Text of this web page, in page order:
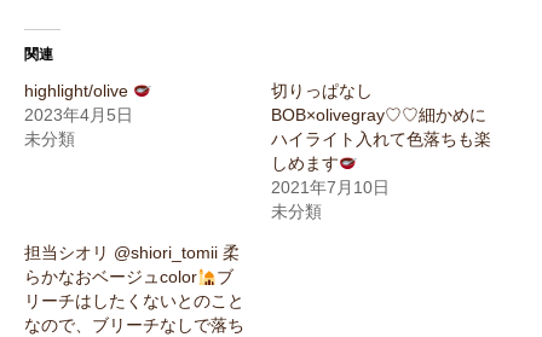
関連
highlight/olive
2023年4月5日
未分類
切りっぱなし
BOB×olivegray♡♡細かめに
ハイライト入れて色落ちも楽
しめます
2021年7月10日
未分類
担当シオリ @shiori_tomii 柔
らかなおベージュcolor
ブ
リーチはしたくないとのこと
なので、ブリーチなしで落ち